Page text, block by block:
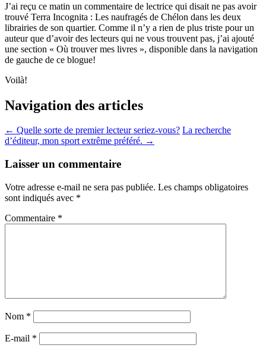
J’ai reçu ce matin un commentaire de lectrice qui disait ne pas avoir
trouvé Terra Incognita : Les naufragés de Chélon dans les deux
librairies de son quartier. Comme il n’y a rien de plus triste pour un
auteur que d’avoir des lecteurs qui ne vous trouvent pas, j’ai ajouté
une section « Où trouver mes livres », disponible dans la navigation
de gauche de ce blogue!
Voilà!
Navigation des articles
← Quelle sorte de premier lecteur seriez-vous? La recherche
d’éditeur, mon sport extrême préféré. →
Laisser un commentaire
Votre adresse e-mail ne sera pas publiée. Les champs obligatoires
sont indiqués avec *
Commentaire *
Nom *
E-mail *